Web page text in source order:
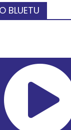
BLUETU